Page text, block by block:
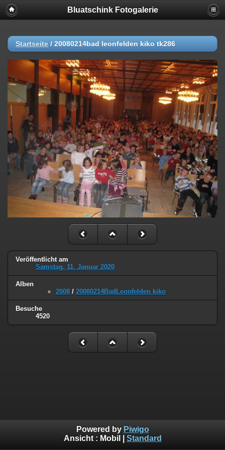
Bluatschink Fotogalerie
Startseite / 20080214bad leonfelden kiko tk286
Veröffentlicht am
Samstag, 11. Januar 2020
Alben
2008 / 20080214BadLeonfelden kiko
Besuche
4520
Powered by Piwigo
Ansicht : Mobil Standard